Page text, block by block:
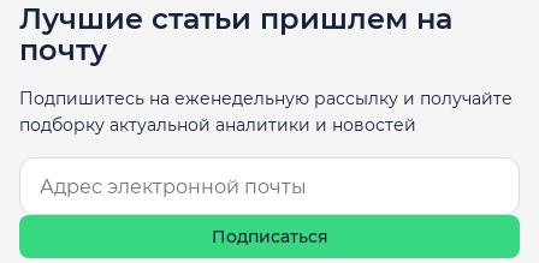
Лучшие статьи пришлем на
почту
Подпишитесь на еженедельную рассылку и получайте
подборку актуальной аналитики и новостей
Подписаться